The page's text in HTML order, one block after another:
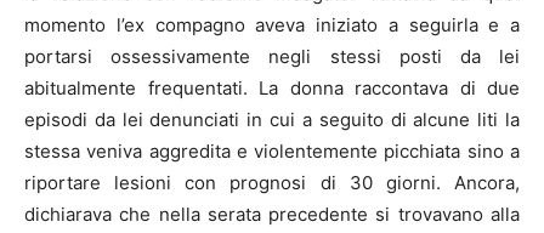
momento l’ex compagno aveva iniziato a seguirla e a
portarsi ossessivamente negli stessi posti da lei
abitualmente frequentati. La donna raccontava di due
episodi da lei denunciati in cui a seguito di alcune liti la
stessa veniva aggredita e violentemente picchiata sino a
riportare lesioni con prognosi di 30 giorni. Ancora,
dichiarava che nella serata precedente si trovavano alla